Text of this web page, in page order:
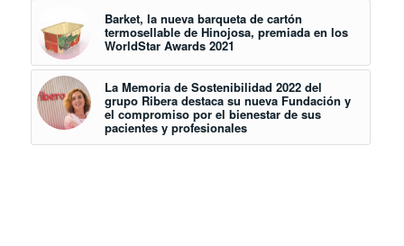
Barket, la nueva barqueta de cartón
termosellable de Hinojosa, premiada en los
WorldStar Awards 2021
La Memoria de Sostenibilidad 2022 del
grupo Ribera destaca su nueva Fundación y
el compromiso por el bienestar de sus
pacientes y profesionales